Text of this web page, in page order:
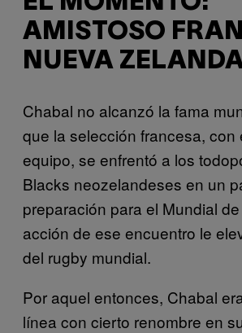
AMISTOSO
NUEVA
Chabal no alcanzó la fama
que la selección francesa, con
equipo, se enfrentó a los
Blacks neozelandeses en un
preparación para el Mundial
acción de ese encuentro le
del rugby mundial.
Por aquel entonces, Chabal
línea con cierto renombre en